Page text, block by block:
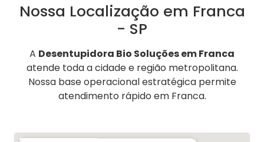
Nossa Localização em Franca
- SP
A Desentupidora Bio Soluções em Franca
atende toda a cidade e região metropolitana.
Nossa base operacional estratégica permite
atendimento rápido em Franca.